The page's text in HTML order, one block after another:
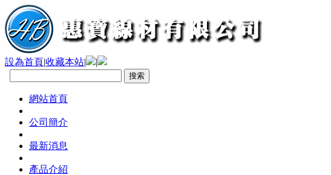
設為首頁|收藏本站| |
網站首頁
公司簡介
最新消息
產品介紹